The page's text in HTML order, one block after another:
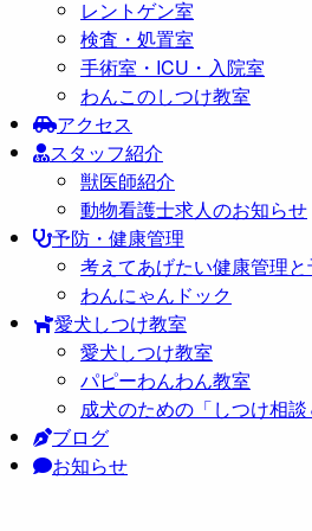
レントゲン室
検査・処置室
手術室・ICU・入院室
わんこのしつけ教室
アクセス
スタッフ紹介
獣医師紹介
動物看護士求人のお知らせ
予防・健康管理
考えてあげたい健康管理
わんにゃんドック
愛犬しつけ教室
愛犬しつけ教室
パピーわんわん教室
成犬のための「しつけ相談
ブログ
お知らせ